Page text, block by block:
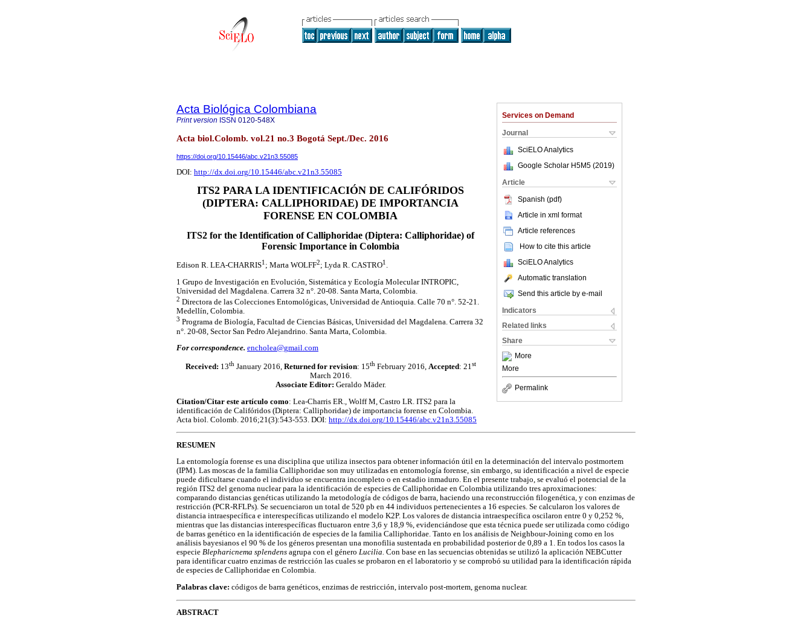
Services on Demand
Journal
SciELO Analytics
Google Scholar H5M5 (2019)
Article
Spanish (pdf)
Article in xml format
Article references
How to cite this article
SciELO Analytics
Automatic translation
Send this article by e-mail
Indicators
Related links
Share
More
More
Permalink
Acta Biológica Colombiana
Print version ISSN 0120-548X
Acta biol.Colomb. vol.21 no.3 Bogotá Sept./Dec. 2016
https://doi.org/10.15446/abc.v21n3.55085
DOI: http://dx.doi.org/10.15446/abc.v21n3.55085
ITS2 PARA LA IDENTIFICACIÓN DE CALIFÓRIDOS
(DIPTERA: CALLIPHORIDAE) DE IMPORTANCIA
FORENSE EN COLOMBIA
ITS2 for the Identification of Calliphoridae (Diptera: Calliphoridae) of
Forensic Importance in Colombia
Edison R. LEA-CHARRIS1; Marta WOLFF2; Lyda R. CASTRO1.
1 Grupo de Investigación en Evolución, Sistemática y Ecología Molecular INTROPIC,
Universidad del Magdalena. Carrera 32 n°. 20-08. Santa Marta, Colombia.
2 Directora de las Colecciones Entomológicas, Universidad de Antioquia. Calle 70 n°. 52-21.
Medellín, Colombia.
3 Programa de Biología, Facultad de Ciencias Básicas, Universidad del Magdalena. Carrera 32
n°. 20-08, Sector San Pedro Alejandrino. Santa Marta, Colombia.
For correspondence. encholea@gmail.com
Received: 13th January 2016, Returned for revision: 15thFebruary 2016, Accepted: 21st
March 2016.
Associate Editor: Geraldo Mäder.
Citation/Citar este artículo como: Lea-Charris ER., Wolff M, Castro LR. ITS2 para la
identificación de Califóridos (Diptera: Calliphoridae) de importancia forense en Colombia.
Acta biol. Colomb. 2016;21(3):543-553. DOI: http://dx.doi.org/10.15446/abc.v21n3.55085
RESUMEN
La entomología forense es una disciplina que utiliza insectos para obtener información útil en la determinación del intervalo postmortem
(IPM). Las moscas de la familia Calliphoridae son muy utilizadas en entomología forense, sin embargo, su identificación a nivel de especie
puede dificultarse cuando el individuo se encuentra incompleto o en estadio inmaduro. En el presente trabajo, se evaluó el potencial de la
región ITS2 del genoma nuclear para la identificación de especies de Calliphoridae en Colombia utilizando tres aproximaciones:
comparando distancias genéticas utilizando la metodología de códigos de barra, haciendo una reconstrucción filogenética, y con enzimas de
restricción (PCR-RFLPs). Se secuenciaron un total de 520 pb en 44 individuos pertenecientes a 16 especies. Se calcularon los valores de
distancia intraespecífica e interespecíficas utilizando el modelo K2P. Los valores de distancia intraespecífica oscilaron entre 0 y 0,252 %,
mientras que las distancias interespecíficas fluctuaron entre 3,6 y 18,9 %, evidenciándose que esta técnica puede ser utilizada como código
de barras genético en la identificación de especies de la familia Calliphoridae. Tanto en los análisis de Neighbour-Joining como en los
análisis bayesianos el 90 % de los géneros presentan una monofilia sustentada en probabilidad posterior de 0,89 a 1. En todos los casos la
especie Blepharicnema splendens agrupa con el género Lucilia. Con base en las secuencias obtenidas se utilizó la aplicación NEBCutter
para identificar cuatro enzimas de restricción las cuales se probaron en el laboratorio y se comprobó su utilidad para la identificación rápida
de especies de Calliphoridae en Colombia.
Palabras clave: códigos de barra genéticos, enzimas de restricción, intervalo post-mortem, genoma nuclear.
ABSTRACT